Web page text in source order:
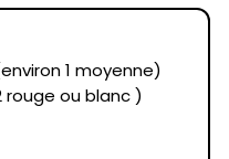
1 moyenne)
rouge ou blanc )